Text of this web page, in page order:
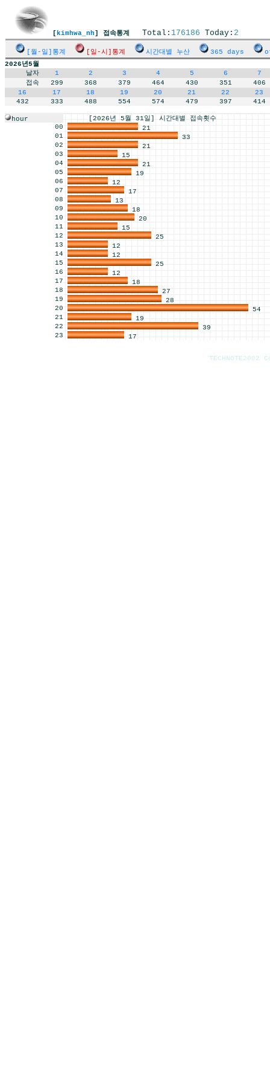
[ kimhwa_nh] 접속통계 Total: 176186 Today: 2
[월-일]통계 [일-시]통계 시간대별 누산 365 days
2026년5월
날자
1 2 3 4 5 6
7
접속
299 368 379 464 430 351
406
16
17 18 19 20 21 22
23
432
333 488 554 574 479 397 414
hour
[2026년 5월 31일] 시간대별 접속횟수
00
21
01
33
02
21
03
15
04
21
05
19
06
12
07
17
08
13
09
18
10
20
11
15
12
25
13
12
14
12
15
25
16
12
17
18
18
27
19
28
20
54
21
19
22
39
23
17